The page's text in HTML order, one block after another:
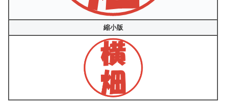
縮小版